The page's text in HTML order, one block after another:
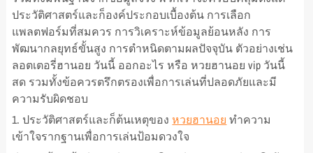
ประวัติศาสตร์และก็องค์ประกอบเบื้องต้น การเลือก
แพลตฟอร์มที่สมควร การวิเคราะห์ข้อมูลย้อนหลัง การ
พัฒนากลยุทธ์ขั้นสูง การตำหนิดตามผลปัจจุบัน ตัวอย่างเช่น
ลอตเตอรี่ฮานอย วันนี้ ออกอะไร หรือ หวยฮานอย vip วันนี้
สด รวมทั้งข้อควรตรึกตรองเพื่อการเล่นที่ปลอดภัยและมี
ความรับผิดชอบ
1. ประวัติศาสตร์และก็ต้นเหตุของหวยฮานอย ทำความ
เข้าใจรากฐานเพื่อการเล่นป้อมดวงใจ